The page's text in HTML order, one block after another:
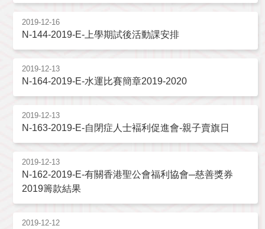
2019-12-16
N-144-2019-E-上學期試後活動課安排
2019-12-13
N-164-2019-E-水運比賽簡章2019-2020
2019-12-13
N-163-2019-E-自閉症人士褔利促進會-親子賣旗日
2019-12-13
N-162-2019-E-有關香港聖公會福利協會─慈善獎券
2019籌款結果
2019-12-12